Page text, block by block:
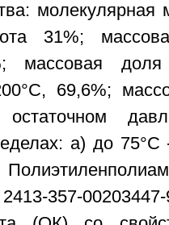
молекулярная
31%;
массовая доля
69,6%;
остаточном
а) до
357-